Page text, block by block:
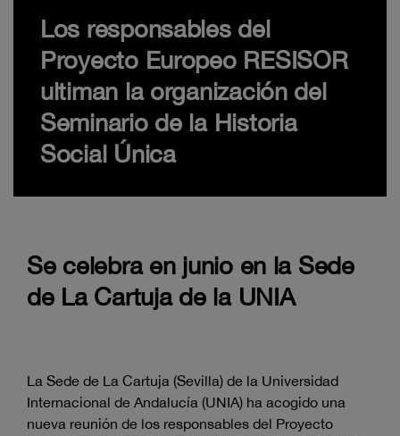
Los responsables del
Proyecto Europeo RESISOR
ultiman la organización del
Seminario de la Historia
Social Única
Se celebra en junio en la Sede
de La Cartuja de la UNIA
La Sede de La Cartuja (Sevilla) de la Universidad
Internacional de Andalucía (UNIA) ha acogido una
nueva reunión de los responsables del Proyecto